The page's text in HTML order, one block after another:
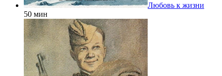
Любовь к жизни
50 мин